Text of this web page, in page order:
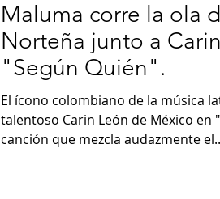
Maluma corre la ola
Norteña junto a
"Según Quién".
El ícono colombiano de la música
talentoso Carin León de México en
canción que mezcla audazmente